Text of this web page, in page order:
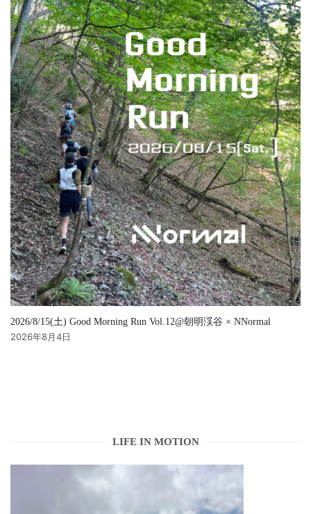
2026/8/15(土) Good Morning Run Vol.12@朝明渓谷 × NNormal
2026年8月4日
LIFE IN MOTION